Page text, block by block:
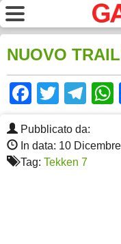
NUOVO
Pubblicato da:
In data: 10
Tag: Tekken 7